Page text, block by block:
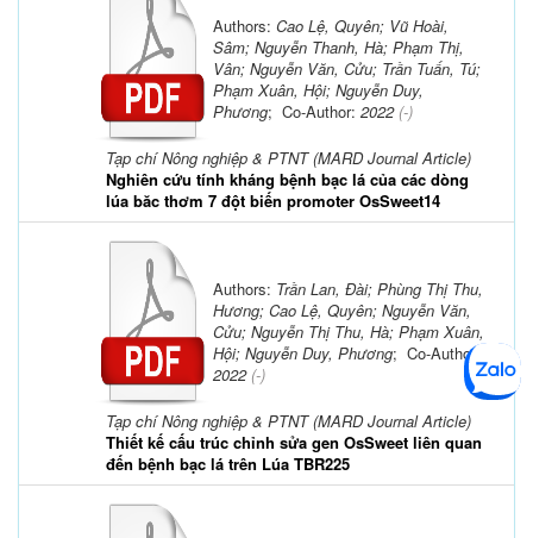
Tạp chí Nông nghiệp & PTNT (MARD Journal Article)
Nghiên cứu tính kháng bệnh bạc lá của các dòng
lúa băc thơm 7 đột biến promoter OsSweet14
Authors: Cao Lệ, Quyên; Vũ Hoài,
Sâm; Nguyễn Thanh, Hà; Phạm Thị,
Vân; Nguyễn Văn, Cửu; Trần Tuấn, Tú;
Phạm Xuân, Hội; Nguyễn Duy,
Phương; Co-Author: 2022(-)
Tạp chí Nông nghiệp & PTNT (MARD Journal Article)
Thiết kế cấu trúc chỉnh sửa gen OsSweet liên quan
đến bệnh bạc lá trên Lúa TBR225
Authors: Trần Lan, Đài; Phùng Thị Thu,
Hương; Cao Lệ, Quyên; Nguyễn Văn,
Cửu; Nguyễn Thị Thu, Hà; Phạm Xuân,
Hội; Nguyễn Duy, Phương; Co-Author:
2022(-)